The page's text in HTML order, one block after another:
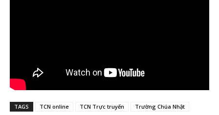
TAGS TCN online TCN Trực truyến Trường Chúa Nhật